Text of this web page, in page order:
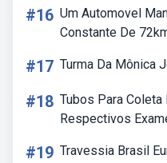
#16 Um Automovel
Constante De
#17 Turma Da Mônica
#18 Tubos Para Coleta
Respectivos
#19 Travessia Brasil